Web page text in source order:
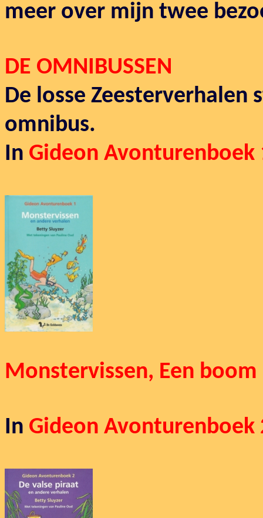
meer over mijn twee
DE OMNIBUSSEN
De losse Zeesterverhalen
omnibus.
In Gideon Avonturenboek
Monstervissen, Een boom
In Gideon Avonturenboek